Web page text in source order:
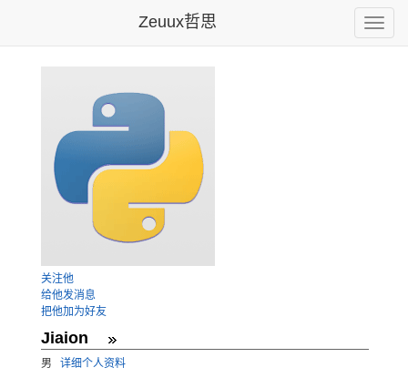
Toggle
Zeuux哲思
关注他
给他发消息
把他加为好友
Jiaion
男 详细个人资料